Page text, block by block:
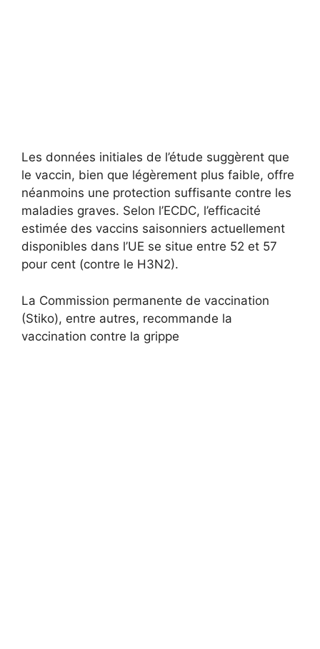
Les données initiales de l’étude suggèrent que
le vaccin, bien que légèrement plus faible, offre
néanmoins une protection suffisante contre les
maladies graves. Selon l’ECDC, l’efficacité
estimée des vaccins saisonniers actuellement
disponibles dans l’UE se situe entre 52 et 57
pour cent (contre le H3N2).
La Commission permanente de vaccination
(Stiko), entre autres, recommande la
vaccination contre la grippe